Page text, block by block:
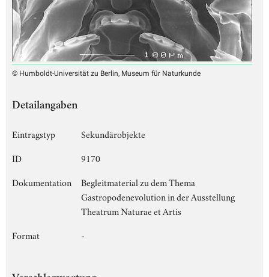
© Humboldt-Universität zu Berlin, Museum für Naturkunde
Detailangaben
Eintragstyp
Sekundärobjekte
ID
9170
Dokumentation
Begleitmaterial zu dem Thema
Gastropodenevolution in der Ausstellung
Theatrum Naturae et Artis
Format
-